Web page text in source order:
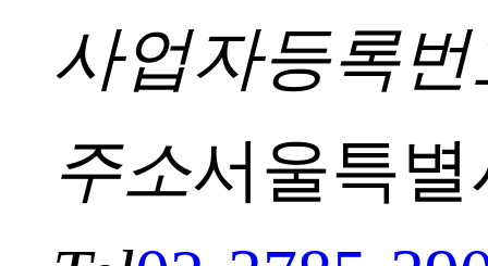
사업자등록번
주소서울특별